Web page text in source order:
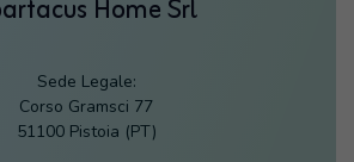
Home Srl
Sede Legale:
Corso Gramsci 77
51100 Pistoia (PT)